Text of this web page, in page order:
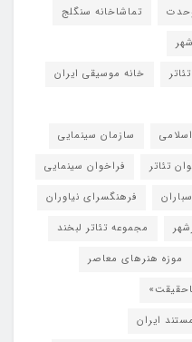
وحدت
تماشاخانه سنگلج
خانه موسیقی ایران
سازمان سینمایی
تئاتر
فراخوان سینمایی
فرهنگسرای نیاوران
مجموعه تئاتر لبخند
موزه هنرهای معاصر
ایران